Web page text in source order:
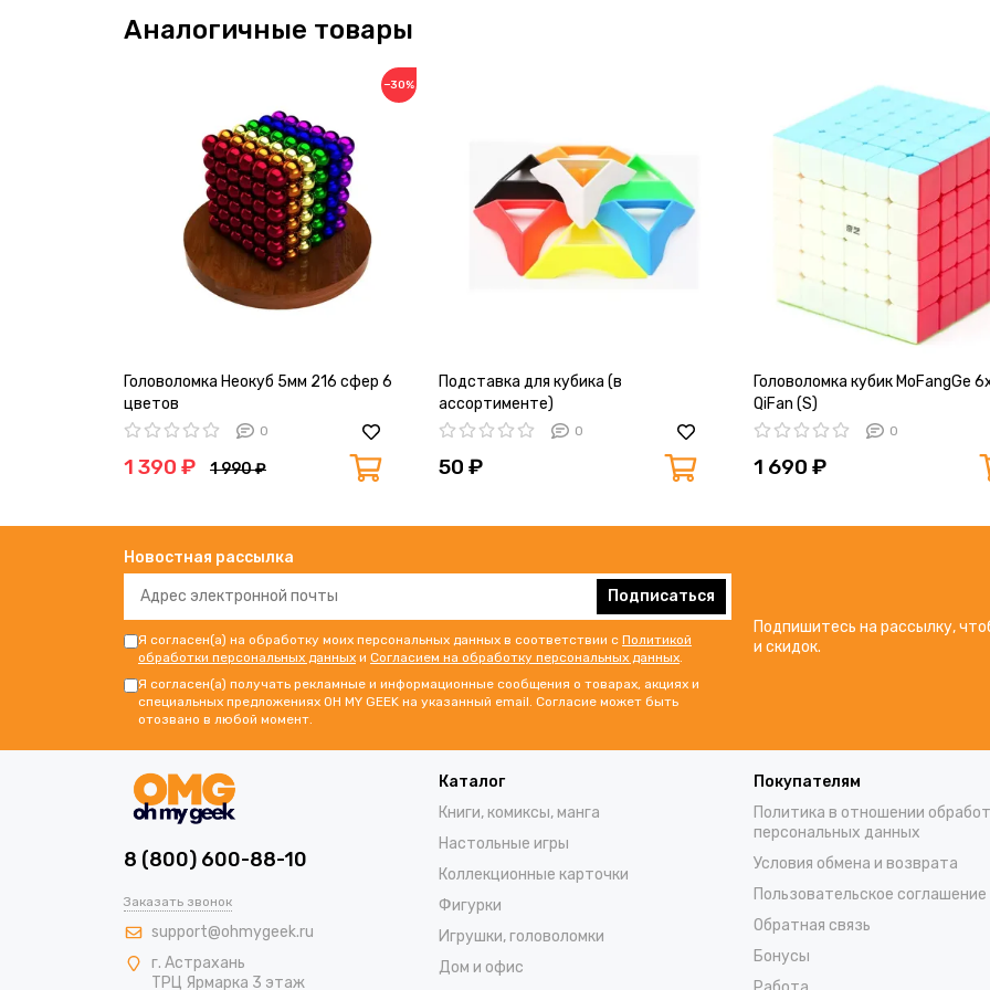
Аналогичные товары
−30%
Головоломка Неокуб 5мм 216 сфер 6
цветов
0
1 390 ₽ 1 990 ₽
Подставка для кубика (в
ассортименте)
0
50 ₽
Головоломка кубик MoFangGe
QiFan (S)
0
1 690 ₽
Новостная рассылка
Подписаться
Я согласен(а) на обработку моих персональных данных в соответствии с Политикой
обработки персональных данных и Согласием на обработку персональных данных.
Я согласен(а) получать рекламные и информационные сообщения о товарах, акциях и
специальных предложениях OH MY GEEK на указанный email. Согласие может быть
отозвано в любой момент.
Подпишитесь на рассылку,
и скидок.
8 (800) 600-88-10
Заказать звонок
support@ohmygeek.ru
г. Астрахань
ТРЦ Ярмарка 3 этаж
Каталог
Книги, комиксы, манга
Настольные игры
Коллекционные карточки
Фигурки
Игрушки, головоломки
Дом и офис
Покупателям
Политика в отношении
персональных данных
Условия обмена и возврата
Пользовательское соглашение
Обратная связь
Бонусы